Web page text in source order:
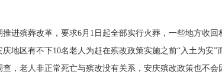
进殡葬改革，要求6月 1 日起全部实行火葬，一些地方收
庆地区有不下10名老人为赶在殡改政策实施之前“入土为安”
，老人非正常死亡与殡改没有关系，安庆殡改政策也不会